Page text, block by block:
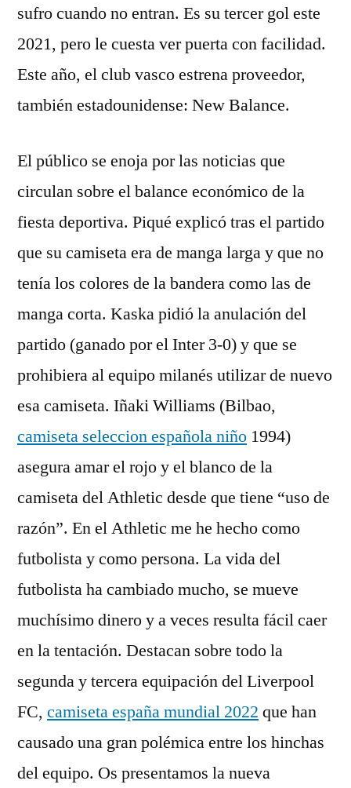
sufro cuando no entran. Es su tercer gol este
2021, pero le cuesta ver puerta con facilidad.
Este año, el club vasco estrena proveedor,
también estadounidense: New Balance.
El público se enoja por las noticias que
circulan sobre el balance económico de la
fiesta deportiva. Piqué explicó tras el partido
que su camiseta era de manga larga y que no
tenía los colores de la bandera como las de
manga corta. Kaska pidió la anulación del
partido (ganado por el Inter 3-0) y que se
prohibiera al equipo milanés utilizar de nuevo
esa camiseta. Iñaki Williams (Bilbao,
camiseta seleccion española niño 1994)
asegura amar el rojo y el blanco de la
camiseta del Athletic desde que tiene “uso de
razón”. En el Athletic me he hecho como
futbolista y como persona. La vida del
futbolista ha cambiado mucho, se mueve
muchísimo dinero y a veces resulta fácil caer
en la tentación. Destacan sobre todo la
segunda y tercera equipación del Liverpool
FC, camiseta españa mundial 2022 que han
causado una gran polémica entre los hinchas
del equipo. Os presentamos la nueva